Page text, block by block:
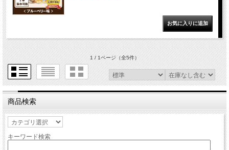
1 / 1ページ（全5件）
商品検索
キーワード検索